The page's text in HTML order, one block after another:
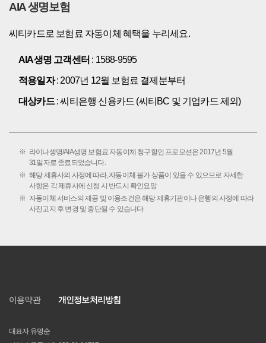
AIA 생명보험
씨티카드로 보험료 자동이체 혜택을 누리세요.
AIA생명 고객센터 : 1588-9595
적용일자: 2007년 12월 보험료 결제분부터
대상카드: 씨티은행 신용카드 (씨티BC 및 기업카드 제외)
라이나생명/AIA생명 보험료 자동이체 청구할인 프로모션은 2017년 5월
31일자로 종료되었습니다.
해당 제휴사의 사정에 따라, 자동이체 불가 상품이 있을 수 있으므로 자세한
사항은 각 제휴사에 신청 시 반드시 확인요망
자동이체 서비스의 제공 및 이용조건은 해당 제휴기관이나 은행의 사정에 따라
사전고지 후 변경 및 중단될 수 있습니다.
이용약관 개인정보처리방침
대표자 유명순